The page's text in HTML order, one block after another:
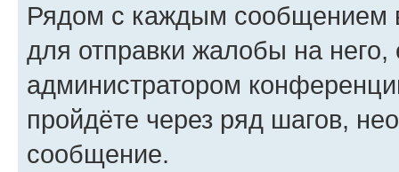
Рядом с каждым сообщением
для отправки жалобы на
администратором
пройдёте через ряд шагов,
сообщение.